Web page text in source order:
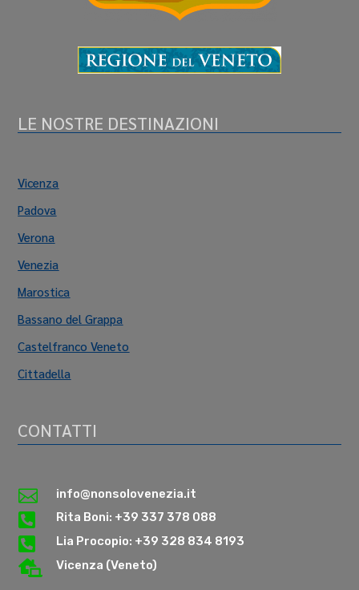
LE NOSTRE DESTINAZIONI
Vicenza
Padova
Verona
Venezia
Marostica
Bassano del Grappa
Castelfranco Veneto
Cittadella
CONTATTI
 info@nonsolovenezia.it
 Rita Boni: +39 337 378 088
 Lia Procopio: +39 328 834 8193
 Vicenza (Veneto)